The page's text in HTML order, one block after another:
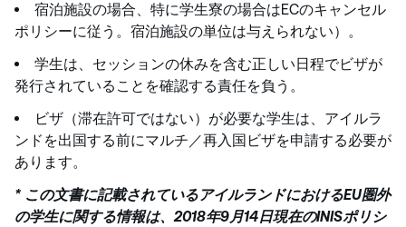
宿泊施設の場合、特に学生寮の場合はECのキャンセル
ポリシーに従う。宿泊施設の単位は与えられない）。
学生は、セッションの休みを含む正しい日程でビザが
発行されていることを確認する責任を負う。
ビザ（滞在許可ではない）が必要な学生は、アイルラ
ンドを出国する前にマルチ／再入国ビザを申請する必要が
あります。
* この文書に記載されているアイルランドにおけるEU圏外
の学生に関する情報は、2018年9月14日現在のINISポリシ